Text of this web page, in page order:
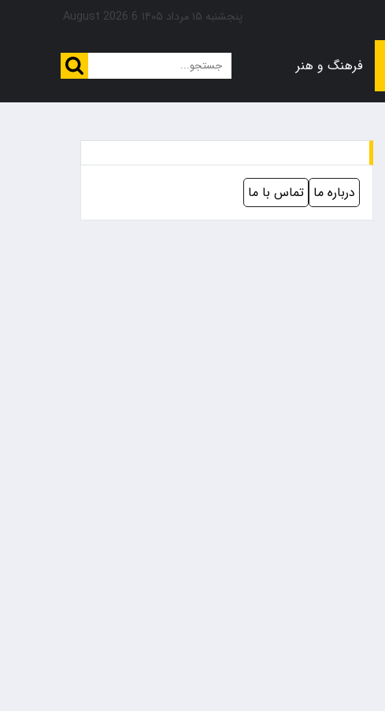
پنجشنبه ۱۵ مرداد ۱۴۰۵ 6 August 2026
فرهنگ و هنر
درباره ما تماس با ما